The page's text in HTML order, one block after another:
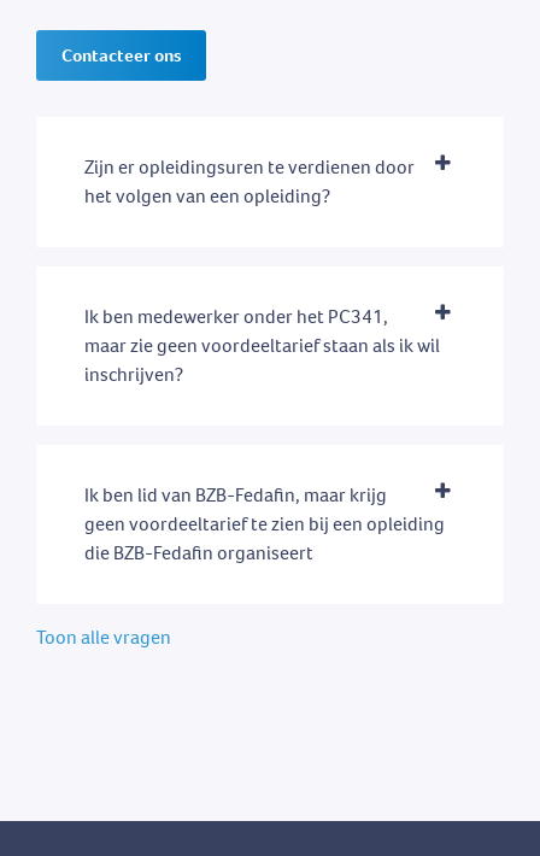
Contacteer ons
Zijn er opleidingsuren te verdienen door
het volgen van een opleiding?
Ik ben medewerker onder het PC341,
maar zie geen voordeeltarief staan als ik wil
inschrijven?
Ik ben lid van BZB-Fedafin, maar krijg
geen voordeeltarief te zien bij een opleiding
die BZB-Fedafin organiseert
Toon alle vragen